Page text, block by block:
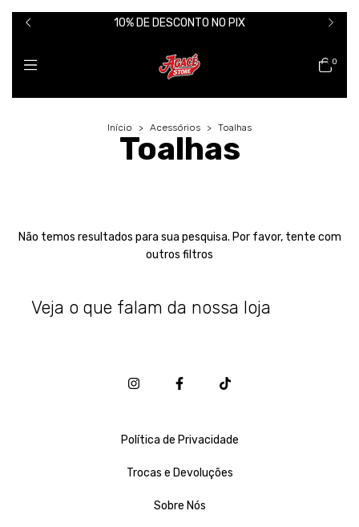
10% DE DESCONTO NO PIX
0
Início > Acessórios > Toalhas
Toalhas
Não temos resultados para sua pesquisa. Por favor, tente com
outros filtros
Veja o que falam da nossa loja
Política de Privacidade
Trocas e Devoluções
Sobre Nós